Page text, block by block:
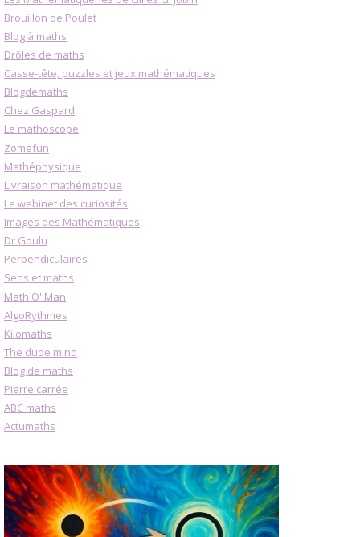
Brouillon de Poulet
Blog à maths
Drôles de maths
Casse-tête, puzzles et jeux mathématiques
Blogdemaths
Chez Gaspard
Le mathoscope
Zomefun
Mathéphysique
Livraison mathématique
Le webinet des curiosités
Images des Mathématiques
Dr Goulu
Perpendiculaires
Sens et maths
Math O' Man
AlgoRythmes
Kilomaths
The dude mind
Blog de maths
Pierre carrée
ABC maths
Actumaths